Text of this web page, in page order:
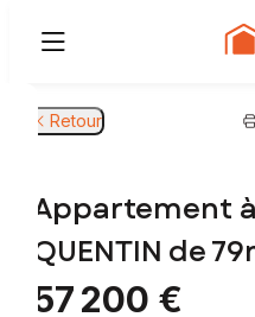
Retour
Appartement
QUENTIN de
57 200 €